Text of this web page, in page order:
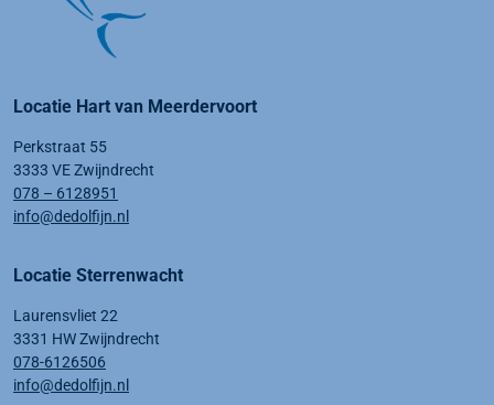
Locatie Hart van Meerdervoort
Perkstraat 55
3333 VE Zwijndrecht
078 – 6128951
info@dedolfijn.nl
Locatie Sterrenwacht
Laurensvliet 22
3331 HW Zwijndrecht
078-6126506
info@dedolfijn.nl